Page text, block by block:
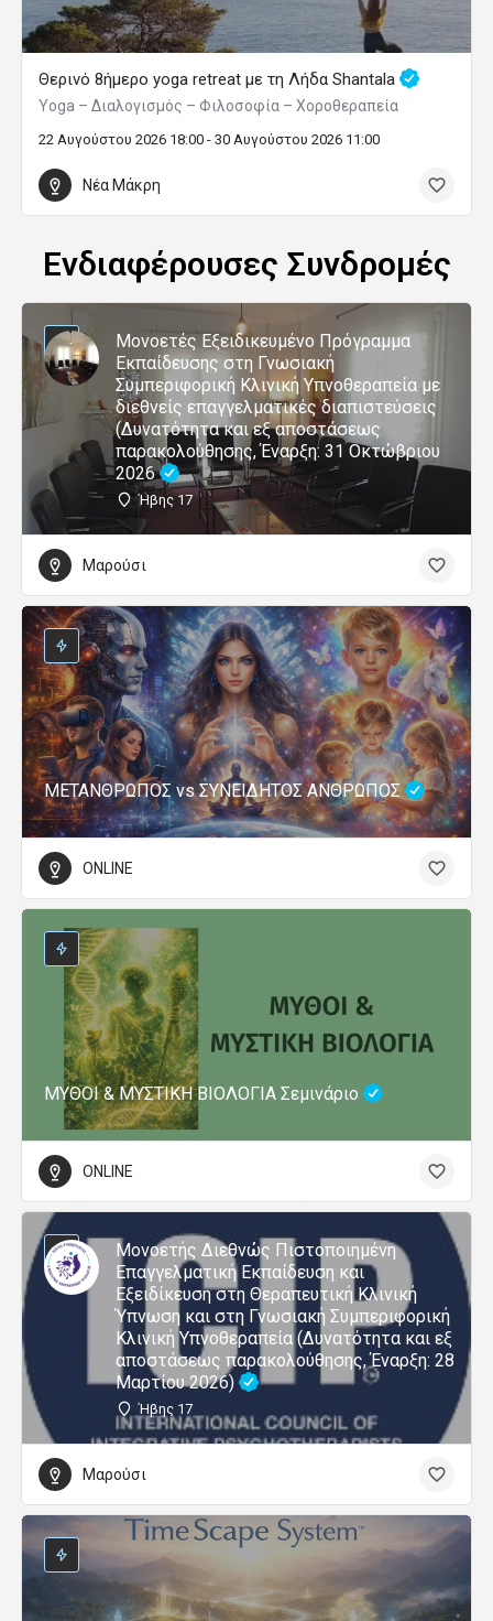
Θερινό 8ήμερο yoga retreat με τη Λήδα Shantala
Yoga – Διαλογισμός – Φιλοσοφία – Χοροθεραπεία
22 Αυγούστου 2026 18:00 - 30 Αυγούστου 2026 11:00
Νέα Μάκρη
Ενδιαφέρουσες Συνδρομές
Μονοετές Εξειδικευμένο Πρόγραμμα
Εκπαίδευσης στη Γνωσιακή
Συμπεριφορική Κλινική Υπνοθεραπεία με
διεθνείς επαγγελματικές διαπιστεύσεις
(Δυνατότητα και εξ αποστάσεως
παρακολούθησης, Έναρξη: 31 Οκτώβριου
2026
Ήβης 17
Μαρούσι
ΜΕΤΑΝΘΡΩΠΟΣ vs ΣΥΝΕΙΔΗΤΟΣ ΑΝΘΡΩΠΟΣ
ONLINE
ΜΥΘΟΙ & ΜΥΣΤΙΚΗ ΒΙΟΛΟΓΙΑ Σεμινάριο
ONLINE
Μονοετής Διεθνώς Πιστοποιημένη
Επαγγελματική Εκπαίδευση και
Εξειδίκευση στη Θεραπευτική Κλινική
Ύπνωση και στη Γνωσιακή Συμπεριφορική
Κλινική Υπνοθεραπεία (Δυνατότητα και εξ
αποστάσεως παρακολούθησης, Έναρξη: 28
Μαρτίου 2026)
Ήβης 17
Μαρούσι